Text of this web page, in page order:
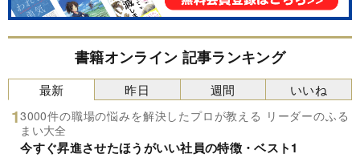
書籍オンライン 記事ランキング
最新
3000件の職場の悩みを解決したプロが教える リーダーのふる
まい大全
今すぐ昇進させたほうがいい社員の特徴・ベスト1
昨日 週間 いいね